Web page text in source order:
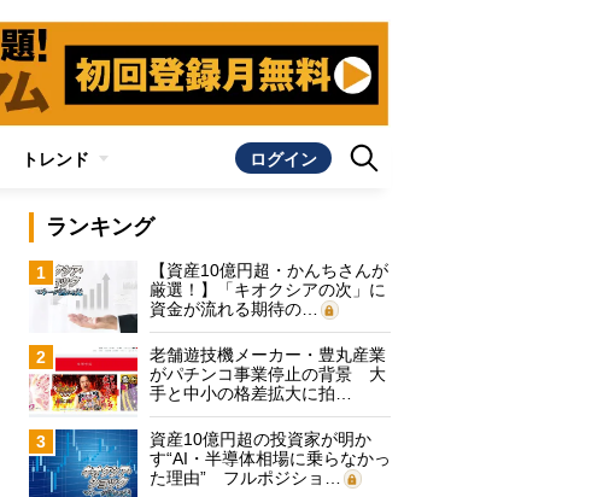
トレンド ログイン
ランキング
1
【資産10億円超・かんちさんが
厳選！】「キオクシアの次」に
資金が流れる期待の…
2
老舗遊技機メーカー・豊丸産業
がパチンコ事業停止の背景 大
手と中小の格差拡大に拍…
3
資産10億円超の投資家が明か
す“AI・半導体相場に乗らなかっ
た理由” フルポジショ…